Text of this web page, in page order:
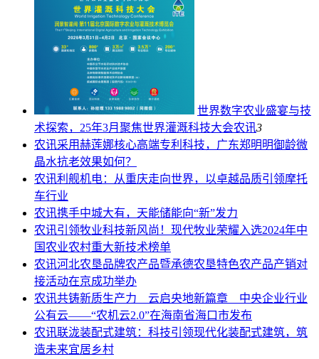
世界数字农业盛宴与技
术探索，25年3月聚焦世界灌溉科技大会农讯3
农讯采用赫莲娜核心高端专利科技，广东郑明明御龄微
晶水抗老效果如何？
农讯利舰机电：从重庆走向世界，以卓越品质引领摩托
车行业
农讯携手中城大有，天能储能向“新”发力
农讯引领牧业科技新风尚！现代牧业荣耀入选2024年中
国农业农村重大新技术榜单
农讯河北农垦品牌农产品暨承德农垦特色农产品产销对
接活动在京成功举办
农讯共铸新质生产力 云启央地新篇章 中央企业行业
公有云——“农机云2.0”在海南省海口市发布
农讯联泷装配式建筑：科技引领现代化装配式建筑，筑
造未来宜居乡村